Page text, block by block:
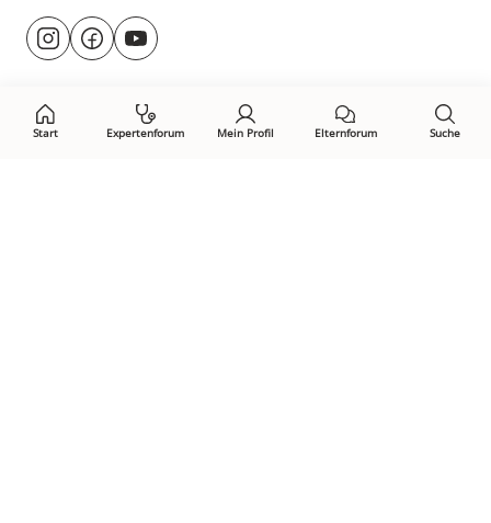
Start Expertenforum Mein Profil Elternforum Suche
Besuche
uns@rund.ums.baby
facebook.com/rundumsbaby.de
youtube.com/@rundumsbaby_